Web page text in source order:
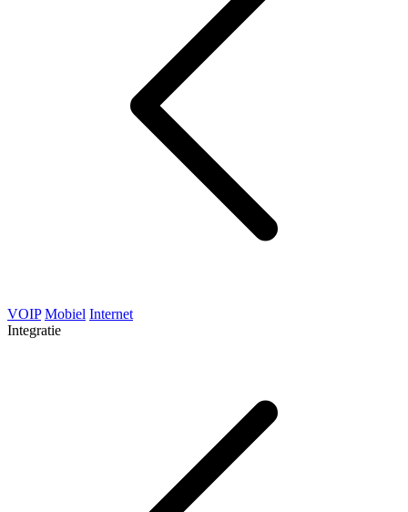
VOIP Mobiel Internet
Integratie